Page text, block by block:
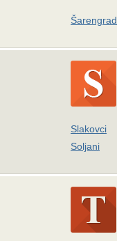
Šarengrad
Slakovci
Soljani